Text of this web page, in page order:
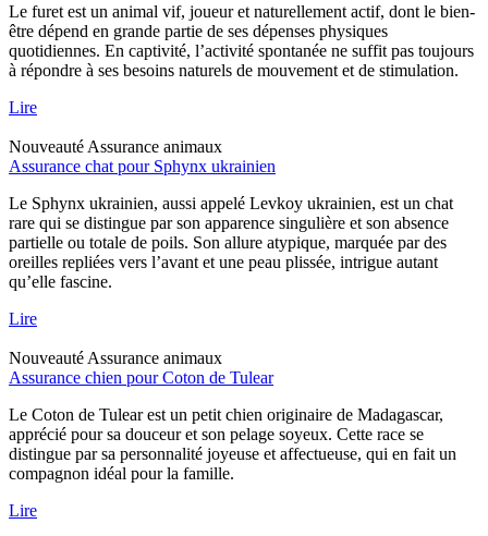
Le furet est un animal vif, joueur et naturellement actif, dont le bien-
être dépend en grande partie de ses dépenses physiques
quotidiennes. En captivité, l’activité spontanée ne suffit pas toujours
à répondre à ses besoins naturels de mouvement et de stimulation.
Lire
Nouveauté Assurance animaux
Assurance chat pour Sphynx ukrainien
Le Sphynx ukrainien, aussi appelé Levkoy ukrainien, est un chat
rare qui se distingue par son apparence singulière et son absence
partielle ou totale de poils. Son allure atypique, marquée par des
oreilles repliées vers l’avant et une peau plissée, intrigue autant
qu’elle fascine.
Lire
Nouveauté Assurance animaux
Assurance chien pour Coton de Tulear
Le Coton de Tulear est un petit chien originaire de Madagascar,
apprécié pour sa douceur et son pelage soyeux. Cette race se
distingue par sa personnalité joyeuse et affectueuse, qui en fait un
compagnon idéal pour la famille.
Lire